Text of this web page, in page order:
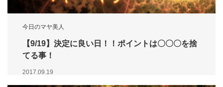
今日のマヤ美人
【9/19】決定に良い日！！ポイントは〇〇〇を捨
てる事！
2017.09.19